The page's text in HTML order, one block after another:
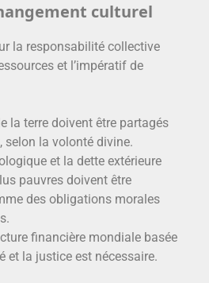
culturel
la responsabilité collective
et l’impératif de
la terre doivent être partagés
selon la volonté divine.
et la dette extérieure
pauvres doivent être
des obligations morales
financière mondiale basée
et la justice est nécessaire.